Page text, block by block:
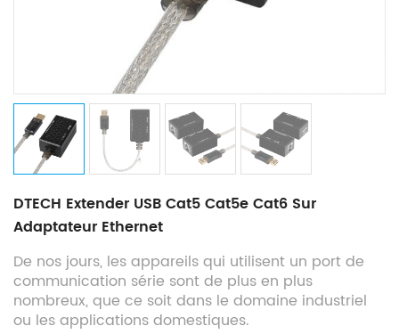
DTECH Extender USB Cat5 Cat5e Cat6 Sur
Adaptateur Ethernet
De nos jours, les appareils qui utilisent un port de
communication série sont de plus en plus
nombreux, que ce soit dans le domaine industriel
ou les applications domestiques.